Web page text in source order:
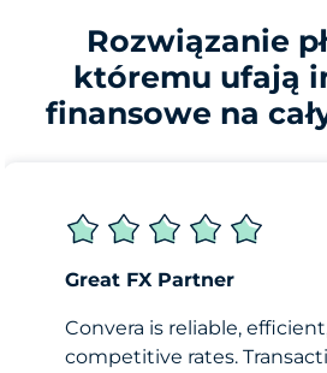
Rozwiązanie
któremu ufają
finansowe na
Great FX Partner
Convera is reliable,
competitive rates.